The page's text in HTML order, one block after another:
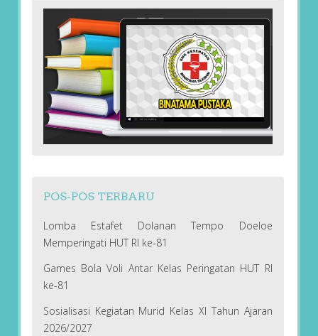
POS-POS TERBARU
Lomba Estafet Dolanan Tempo Doeloe
Memperingati HUT RI ke-81
Games Bola Voli Antar Kelas Peringatan HUT RI
ke-81
Sosialisasi Kegiatan Murid Kelas XI Tahun Ajaran
2026/2027